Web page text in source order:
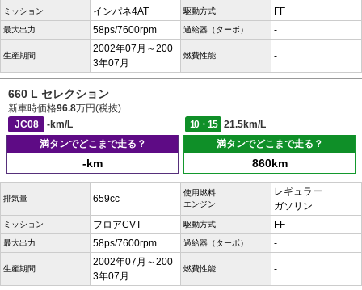
ミッション インパネ4AT 駆動方式 FF
最大出力 58ps/7600rpm 過給器（ターボ） -
生産期間
2002年07月～200
3年07月
燃費性能 -
660 L セレクション
新車時価格96.8万円(税抜)
JC08
-km/L 10・15
21.5km/L
満タンでどこまで走る？
-km
満タンでどこまで走る？
860km
排気量 659cc
使用燃料
エンジン
レギュラー
ガソリン
ミッション フロアCVT 駆動方式 FF
最大出力 58ps/7600rpm 過給器（ターボ） -
生産期間
2002年07月～200
3年07月
燃費性能 -